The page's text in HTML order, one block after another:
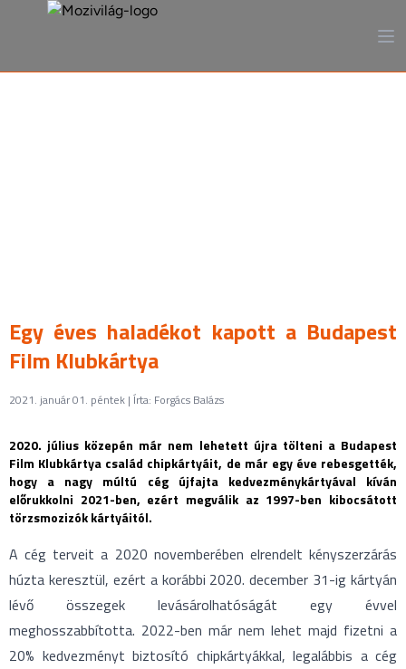
Egy éves haladékot kapott a Budapest
Film Klubkártya
2021. január 01. péntek | Írta: Forgács Balázs
2020. július közepén már nem lehetett újra tölteni a Budapest
Film Klubkártya család chipkártyáit, de már egy éve rebesgették,
hogy a nagy múltú cég újfajta kedvezménykártyával kíván
előrukkolni 2021-ben, ezért megválik az 1997-ben kibocsátott
törzsmozizók kártyáitól.
A cég terveit a 2020 novemberében elrendelt kényszerzárás
húzta keresztül, ezért a korábbi 2020. december 31-ig kártyán
lévő összegek levásárolhatóságát egy évvel
meghosszabbította. 2022-ben már nem lehet majd fizetni a
20% kedvezményt biztosító chipkártyákkal, legalábbis a cég